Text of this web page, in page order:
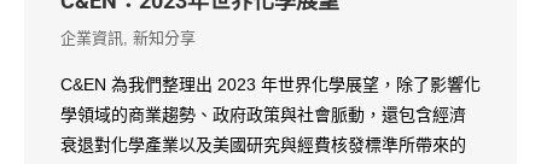
企業資訊, 新知分享
C&EN 為我們整理出 2023 年世界化學展望，除了影響化
學領域的商業趨勢、政府政策與社會脈動，還包含經濟
衰退對化學產業以及美國研究與經費核發標準所帶來的